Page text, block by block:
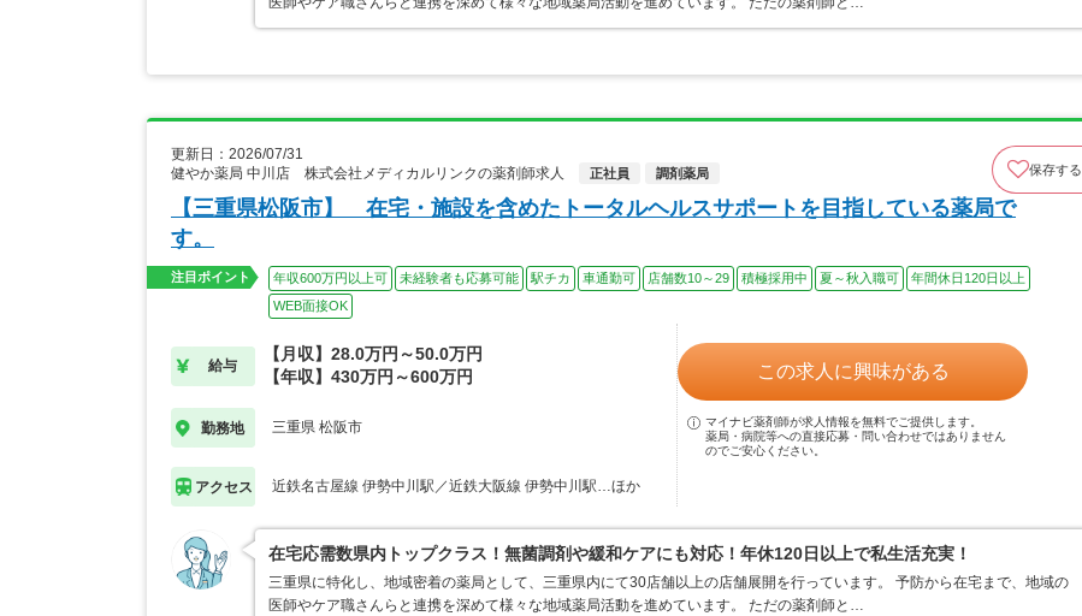
更新日：2026/07/31
健やか薬局 中川店 株式会社メディカルリンクの薬剤師求人
正社員 調剤薬局 保存する
【三重県松阪市】 在宅・施設を含めたトータルヘルスサポートを目指している薬局で
す。
注目ポイント 年収600万円以上可 未経験者も応募可能 駅チカ 車通勤可 店舗数10～29 積極採用中 夏～秋入職可
年間休日120日以上
WEB面接OK
給与
【月収】28.0万円～50.0万円
【年収】430万円～600万円
勤務地 三重県 松阪市
アクセス 近鉄名古屋線 伊勢中川駅／近鉄大阪線 伊勢中川駅…ほか
この求人に興味がある
マイナビ薬剤師が求人情報を無料でご提供します。
薬局・病院等への直接応募・問い合わせではありません
のでご安心ください。
在宅応需数県内トップクラス！無菌調剤や緩和ケアにも対応！年休120日以上で私生活充実！
三重県に特化し、地域密着の薬局として、三重県内にて30店舗以上の店舗展開を行っています。 予防から在宅まで、地域の
医師やケア職さんらと連携を深めて様々な地域薬局活動を進めています。 ただの薬剤師と…